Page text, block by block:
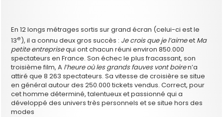
En 12 longs métrages sortis sur grand écran (celui-ci est le
13e), il a connu deux gros succès : Je crois que je l’aimeet Ma
petite entreprisequi ont chacun réuni environ 850.000
spectateurs en France. Son échec le plus fracassant, son
troisième film, A l’heure où les grands fauves vont boiren’a
attiré que 8 263 spectateurs. Sa vitesse de croisière se situe
en général autour des 250.000 tickets vendus. Correct, pour
cet homme déterminé, talentueux et passionné qui a
développé des univers très personnels et se situe hors des
modes